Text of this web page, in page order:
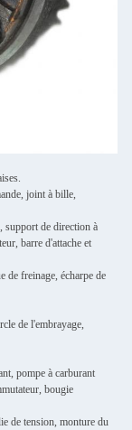
joint à bille,
support de direction à
barre d'attache et
de freinage, écharpe de
de l'embrayage,
pompe à carburant
bougie
de tension, monture du